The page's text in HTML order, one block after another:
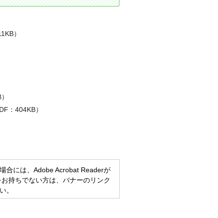
）
：404KB）
合には、Adobe Acrobat Readerが
持ちでない方は、バナーのリンク
。